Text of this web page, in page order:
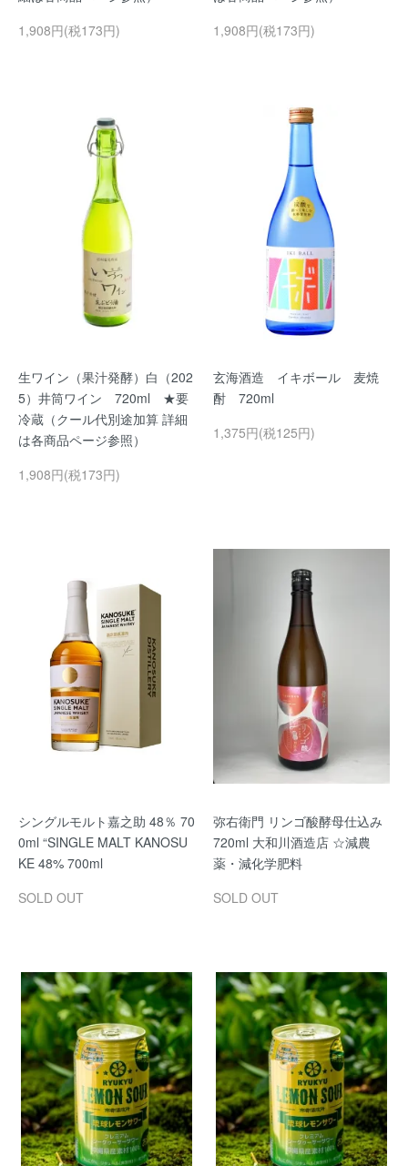
1,908円(税173円)
1,908円(税173円)
生ワイン（果汁発酵）白（202
5）井筒ワイン 720ml ★要
冷蔵（クール代別途加算 詳細
は各商品ページ参照）
1,908円(税173円)
玄海酒造 イキボール 麦焼
酎 720ml
1,375円(税125円)
シングルモルト嘉之助 48％ 70
0ml “SINGLE MALT KANOSU
KE 48% 700ml
SOLD OUT
弥右衛門 リンゴ酸酵母仕込み
720ml 大和川酒造店 ☆減農
薬・減化学肥料
SOLD OUT